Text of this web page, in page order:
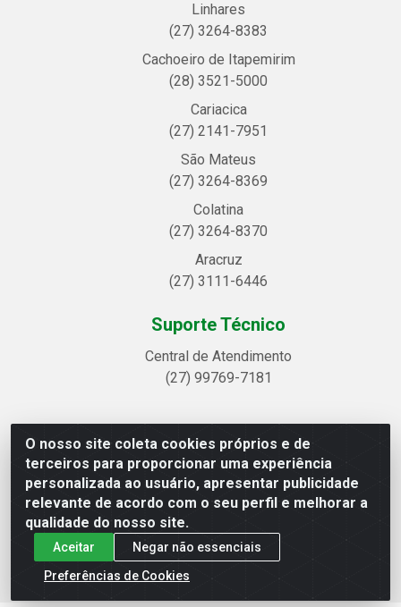
O nosso site coleta cookies próprios e de
terceiros para proporcionar uma experiência
personalizada ao usuário, apresentar publicidade
relevante de acordo com o seu perfil e melhorar a
qualidade do nosso site.
Aceitar
Negar não essenciais
Preferências de Cookies
Linhares
(27) 3264-8383
Cachoeiro de Itapemirim
(28) 3521-5000
Cariacica
(27) 2141-7951
São Mateus
(27) 3264-8369
Colatina
(27) 3264-8370
Aracruz
(27) 3111-6446
Suporte Técnico
Central de Atendimento
(27) 99769-7181
Linhavix Distribuidora LTDA - Avenida Alegre, 2521 -
Quadra314 Lote 05 e 07 - Shell, Linhares/ES - CEP
29.901-605 - CNPJ 20.857.514/0001-75